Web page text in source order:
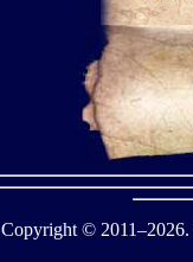
Copyright © 2011–